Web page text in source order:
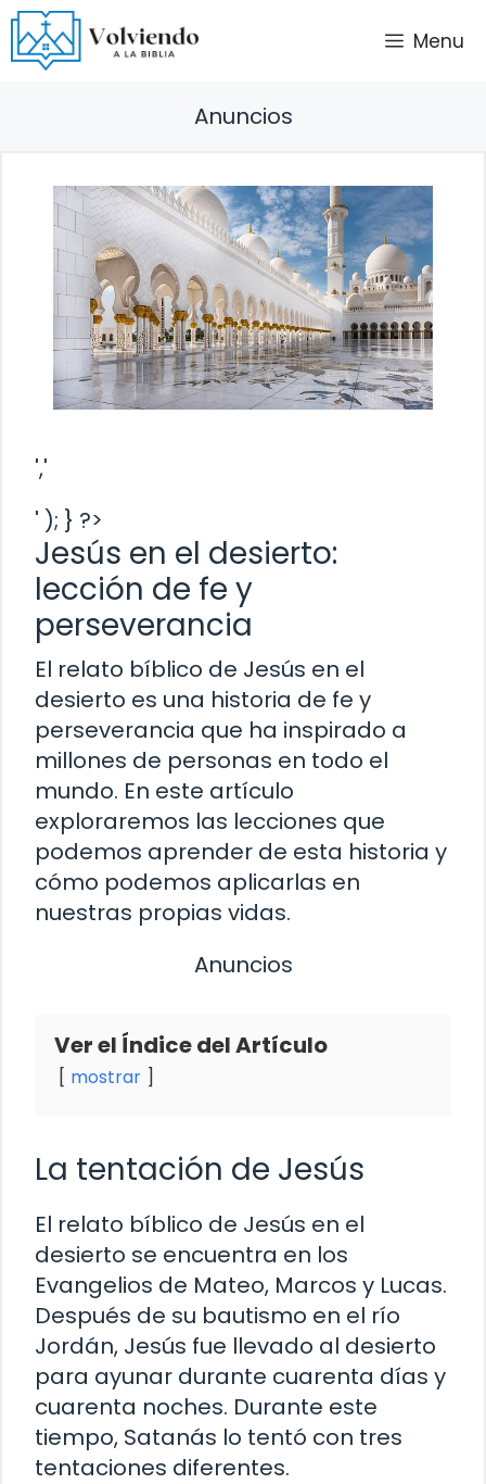
Saltar
al
contenido
Menu
Anuncios
','
' ); } ?>
Jesús en el desierto:
lección de fe y
perseverancia
El relato bíblico de Jesús en el
desierto es una historia de fe y
perseverancia que ha inspirado a
millones de personas en todo el
mundo. En este artículo
exploraremos las lecciones que
podemos aprender de esta historia y
cómo podemos aplicarlas en
nuestras propias vidas.
Anuncios
Ver el Índice del Artículo
mostrar
La tentación de Jesús
El relato bíblico de Jesús en el
desierto se encuentra en los
Evangelios de Mateo, Marcos y Lucas.
Después de su bautismo en el río
Jordán, Jesús fue llevado al desierto
para ayunar durante cuarenta días y
cuarenta noches. Durante este
tiempo, Satanás lo tentó con tres
tentaciones diferentes.